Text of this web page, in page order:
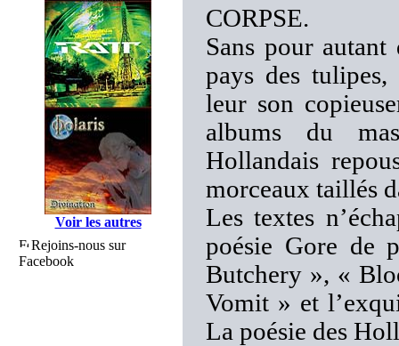
Voir les autres
Rejoins-nous sur
Facebook
CORPSE.
Sans pour
pays des
leur son
albums du
Hollandais
morceaux taillés
Les textes
poésie Gore de
Butchery », «
Vomit » et
La poésie des